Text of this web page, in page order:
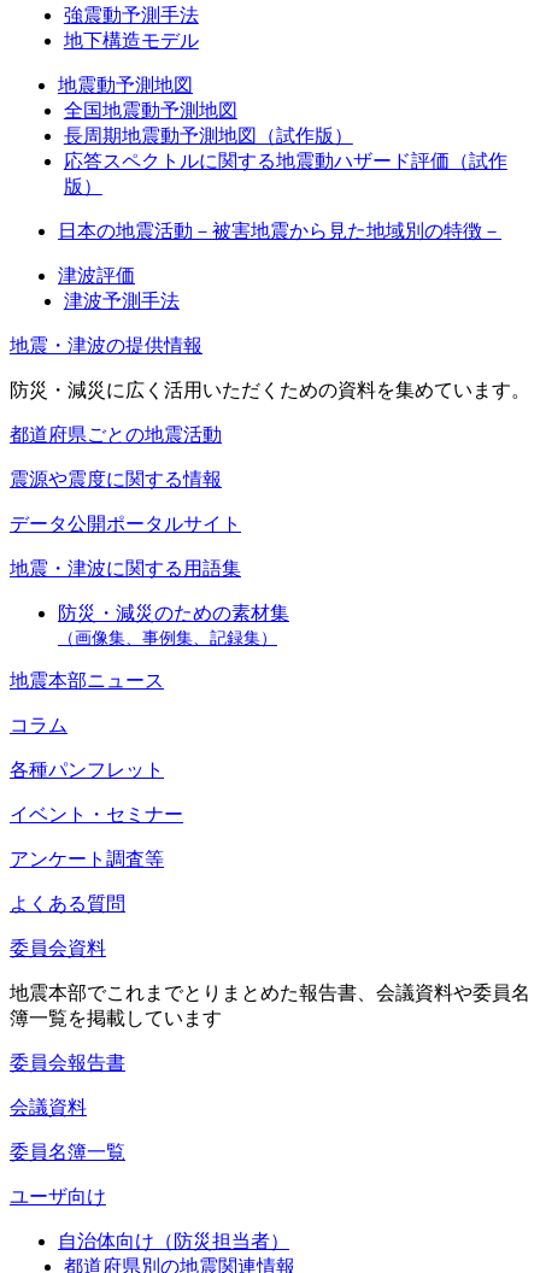
強震動予測手法
地下構造モデル
地震動予測地図
全国地震動予測地図
長周期地震動予測地図（試作版）
応答スペクトルに関する地震動ハザード評価（試作
版）
日本の地震活動－被害地震から見た地域別の特徴－
津波評価
津波予測手法
地震・津波の提供情報
防災・減災に広く活用いただくための資料を集めています。
都道府県ごとの地震活動
震源や震度に関する情報
データ公開ポータルサイト
地震・津波に関する用語集
防災・減災のための素材集
（画像集、事例集、記録集）
地震本部ニュース
コラム
各種パンフレット
イベント・セミナー
アンケート調査等
よくある質問
委員会資料
地震本部でこれまでとりまとめた報告書、会議資料や委員名
簿一覧を掲載しています
委員会報告書
会議資料
委員名簿一覧
ユーザ向け
自治体向け（防災担当者）
都道府県別の地震関連情報